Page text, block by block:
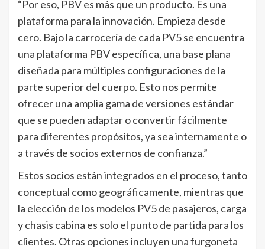
“Por eso, PBV es más que un producto. Es una
plataforma para la innovación. Empieza desde
cero. Bajo la carrocería de cada PV5 se encuentra
una plataforma PBV específica, una base plana
diseñada para múltiples configuraciones de la
parte superior del cuerpo. Esto nos permite
ofrecer una amplia gama de versiones estándar
que se pueden adaptar o convertir fácilmente
para diferentes propósitos, ya sea internamente o
a través de socios externos de confianza.”
Estos socios están integrados en el proceso, tanto
conceptual como geográficamente, mientras que
la elección de los modelos PV5 de pasajeros, carga
y chasis cabina es solo el punto de partida para los
clientes. Otras opciones incluyen una furgoneta